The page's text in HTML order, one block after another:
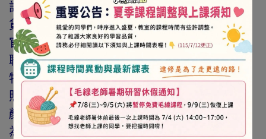
訂購前請詳閱「線上訂購流程說明」及「退換
貨需知」，謝謝。
官網與門市同步銷售，如遇缺貨會由專人與您
聯繫。
特價商品，會員不再提供折扣優惠。
照片因拍攝光線與螢幕色差而有所差異，實際
顏色與網路呈現略有不同，將以實際出貨商品
為準。